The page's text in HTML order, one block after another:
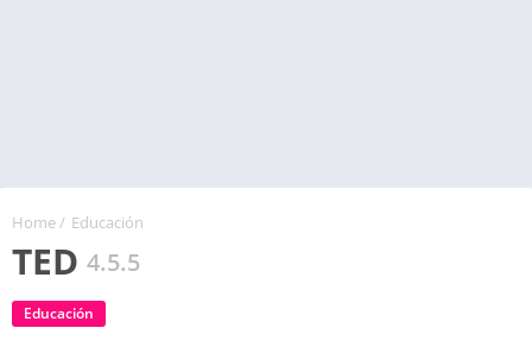
Home/ Educación
TED 4.5.5
Educación